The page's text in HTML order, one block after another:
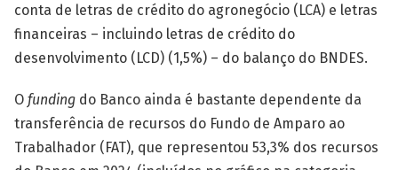
conta de letras de crédito do agronegócio (LCA) e letras
financeiras – incluindo letras de crédito do
desenvolvimento (LCD) (1,5%) – do balanço do BNDES.
O funding do Banco ainda é bastante dependente da
transferência de recursos do Fundo de Amparo ao
Trabalhador (FAT), que representou 53,3% dos recursos